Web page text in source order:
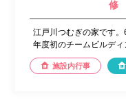
修
江戸川つむぎの家です
年度初のチームビルディ
施設内行事